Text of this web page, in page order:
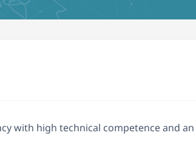
with high technical competence and an